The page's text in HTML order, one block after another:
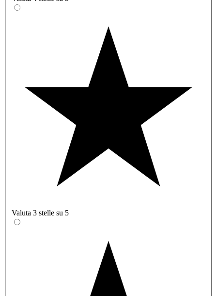
Valuta 3 stelle su 5